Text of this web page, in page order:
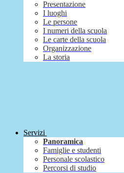
Presentazione
I luoghi
Le persone
I numeri della scuola
Le carte della scuola
Organizzazione
La storia
Servizi
Panoramica
Famiglie e studenti
Personale scolastico
Percorsi di studio